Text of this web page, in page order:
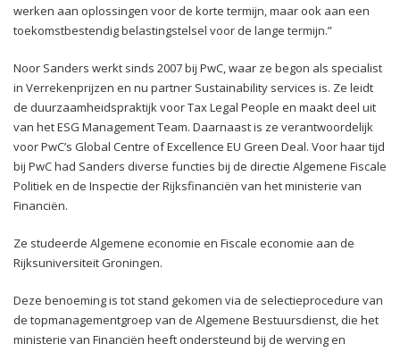
werken aan oplossingen voor de korte termijn, maar ook aan een
toekomstbestendig belastingstelsel voor de lange termijn.”
Noor Sanders werkt sinds 2007 bij PwC, waar ze begon als specialist
in Verrekenprijzen en nu partner Sustainability services is. Ze leidt
de duurzaamheidspraktijk voor Tax Legal People en maakt deel uit
van het ESG Management Team. Daarnaast is ze verantwoordelijk
voor PwC’s Global Centre of Excellence EU Green Deal. Voor haar tijd
bij PwC had Sanders diverse functies bij de directie Algemene Fiscale
Politiek en de Inspectie der Rijksfinanciën van het ministerie van
Financiën.
Ze studeerde Algemene economie en Fiscale economie aan de
Rijksuniversiteit Groningen.
Deze benoeming is tot stand gekomen via de selectieprocedure van
de topmanagementgroep van de Algemene Bestuursdienst, die het
ministerie van Financiën heeft ondersteund bij de werving en